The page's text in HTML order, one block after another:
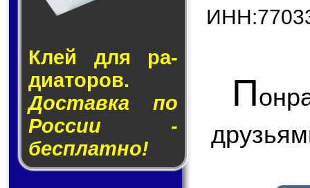
Клей для ра­
ди­а­то­ров.
Доставка по
России -
бесплатно!
П